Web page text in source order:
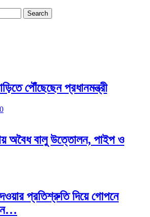
পৌঁছেছেন প্রধানমন্ত্রী
0
অবৈধ বালু উত্তোলন, পাইপ ও
প্রতিশ্রুতি দিয়ে গোপনে